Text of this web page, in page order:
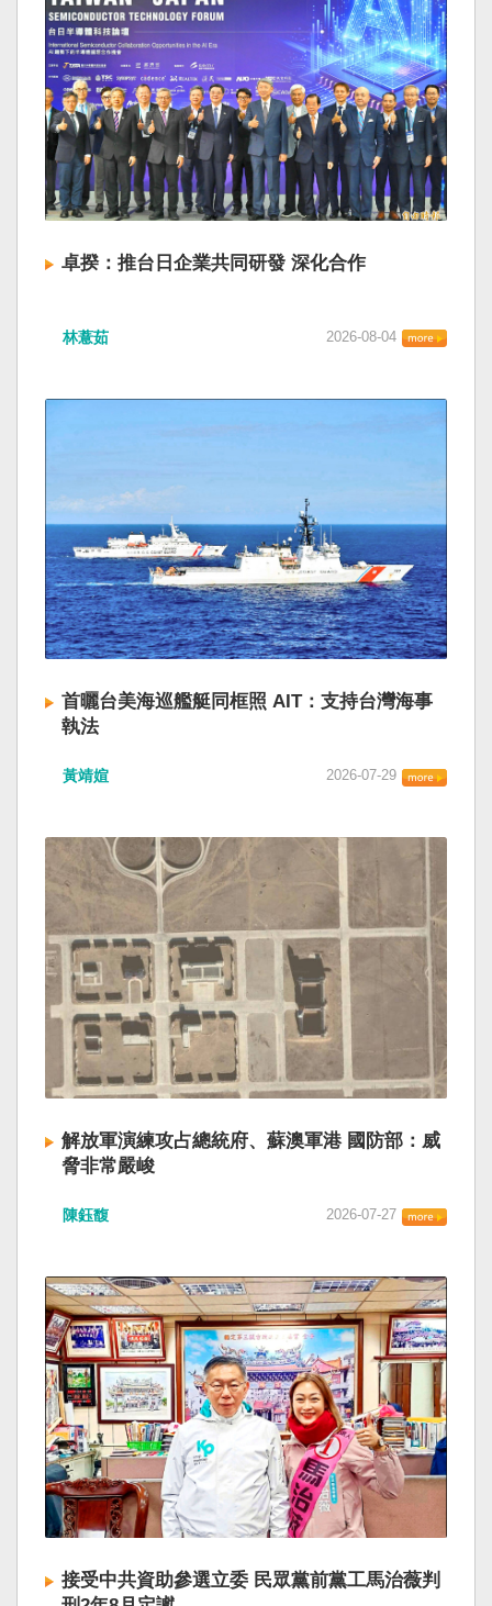
卓揆：推台日企業共同研發 深化合作
林薏茹 2026-08-04
首曬台美海巡艦艇同框照 AIT：支持台灣海事
執法
黃靖媗 2026-07-29
解放軍演練攻占總統府、蘇澳軍港 國防部：威
脅非常嚴峻
陳鈺馥 2026-07-27
接受中共資助參選立委 民眾黨前黨工馬治薇判